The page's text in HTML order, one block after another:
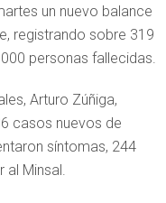
un nuevo balance
registrando sobre 319
personas fallecidas.
Arturo Zúñiga,
casos nuevos de
síntomas, 244
al Minsal.